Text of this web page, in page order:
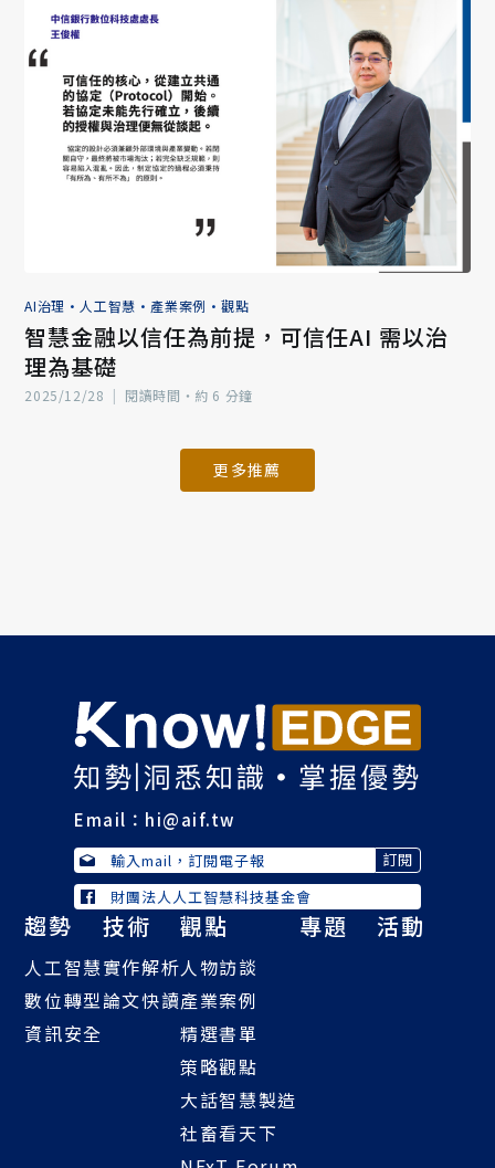
AI治理 • 人工智慧 • 產業案例 •觀點
智慧金融以信任為前提，可信任AI 需以治
理為基礎
2025/12/28 | 閱讀時間‧約 6 分鐘
更多推薦
Email： hi@aif.tw
財團法人人工智慧科技基金會
趨勢
人工智慧
數位轉型
資訊安全
技術
實作解析
論文快讀
觀點
人物訪談
產業案例
精選書單
策略觀點
大話智慧製造
社畜看天下
專題 活動